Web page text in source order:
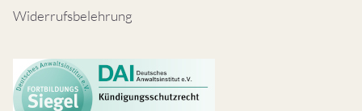
Widerrufsbelehrung